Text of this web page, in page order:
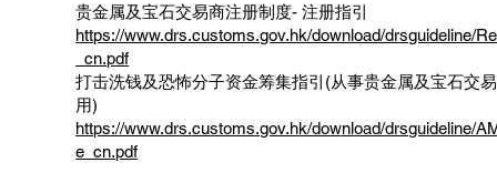
贵金属及宝石交易商注册制度- 注册指引
https://www.drs.customs.gov.hk/download/drsguideline/
_cn.pdf
打击洗钱及恐怖分子资金筹集指引(从事贵金属及宝石交
用)
https://www.drs.customs.gov.hk/download/drsguideline/
e_cn.pdf